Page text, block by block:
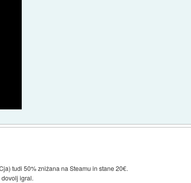
tudi 50% znižana na Steamu in stane 20€.
dovolj igral.